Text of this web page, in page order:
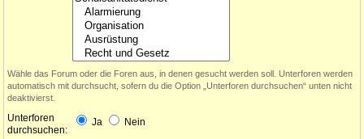
Wähle das Forum oder die Foren aus, in denen gesucht werden soll. Unterforen werden
automatisch mit durchsucht, sofern du die Option „Unterforen durchsuchen“ unten nicht
deaktivierst.
Unterforen
durchsuchen:
Ja Nein